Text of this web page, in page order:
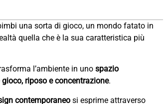
una sorta di gioco, un mondo fatato in
quella che è la sua caratteristica più
l’ambiente in uno spazio
gioco, riposo e concentrazione.
contemporaneo si esprime attraverso